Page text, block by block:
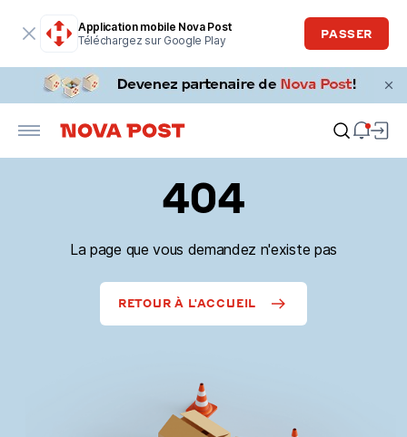
Application mobile Nova Post
Téléchargez sur Google Play
PASSER
404
La page que vous demandez n'existe pas
RETOUR À L'ACCUEIL